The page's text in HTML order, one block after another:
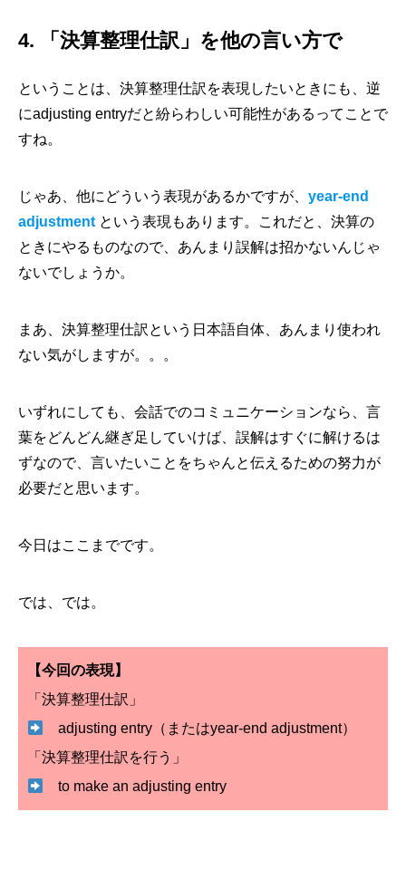
4. 「決算整理仕訳」を他の言い方で
ということは、決算整理仕訳を表現したいときにも、逆
にadjusting entryだと紛らわしい可能性があるってことで
すね。
じゃあ、他にどういう表現があるかですが、 year-end
adjustment という表現もあります。これだと、決算の
ときにやるものなので、あんまり誤解は招かないんじゃ
ないでしょうか。
まあ、決算整理仕訳という日本語自体、あんまり使われ
ない気がしますが。。。
いずれにしても、会話でのコミュニケーションなら、言
葉をどんどん継ぎ足していけば、誤解はすぐに解けるは
ずなので、言いたいことをちゃんと伝えるための努力が
必要だと思います。
今日はここまでです。
では、では。
【今回の表現】
「決算整理仕訳」
adjusting entry（またはyear-end adjustment）
「決算整理仕訳を行う」
to make an adjusting entry